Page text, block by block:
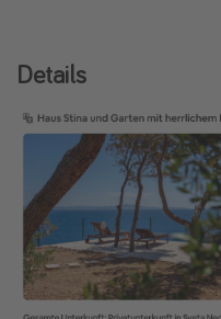
Details